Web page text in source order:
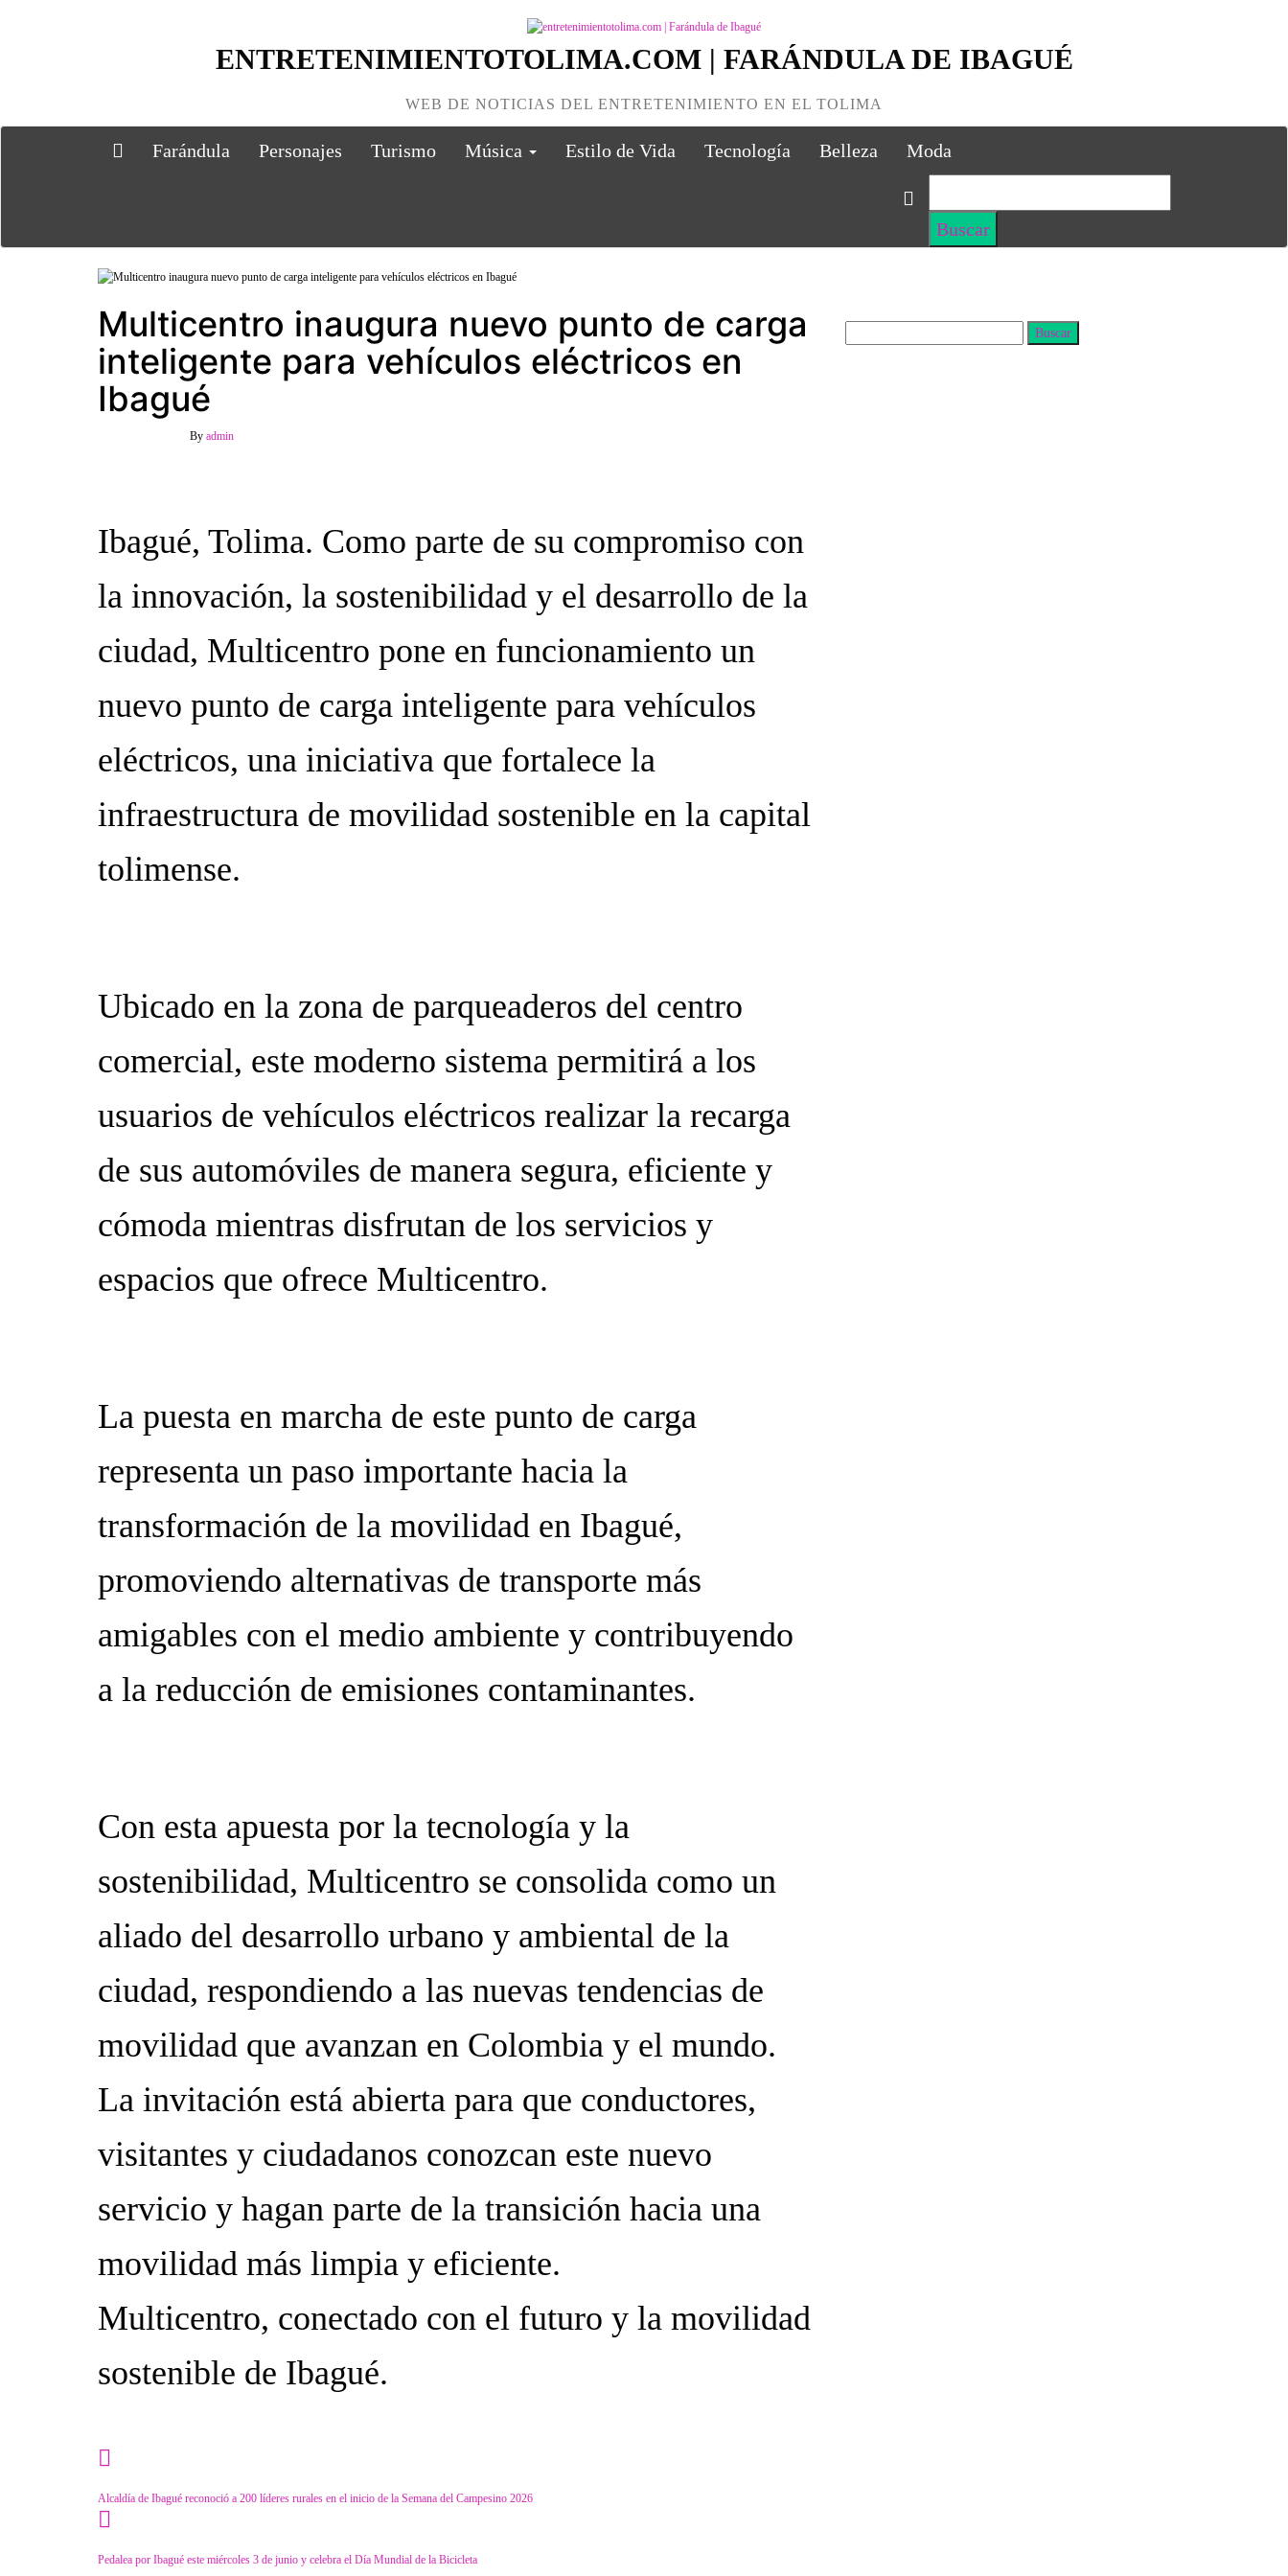
ENTRETENIMIENTOTOLIMA.COM | FARÁNDULA DE IBAGUÉ
WEB DE NOTICIAS DEL ENTRETENIMIENTO EN EL TOLIMA
Farándula Personajes Turismo Música Estilo de Vida Tecnología Belleza Moda
Multicentro inaugura nuevo punto de carga
inteligente para vehículos eléctricos en
Ibagué
By admin
Ibagué, Tolima. Como parte de su compromiso con
la innovación, la sostenibilidad y el desarrollo de la
ciudad, Multicentro pone en funcionamiento un
nuevo punto de carga inteligente para vehículos
eléctricos, una iniciativa que fortalece la
infraestructura de movilidad sostenible en la capital
tolimense.
Ubicado en la zona de parqueaderos del centro
comercial, este moderno sistema permitirá a los
usuarios de vehículos eléctricos realizar la recarga
de sus automóviles de manera segura, eficiente y
cómoda mientras disfrutan de los servicios y
espacios que ofrece Multicentro.
La puesta en marcha de este punto de carga
representa un paso importante hacia la
transformación de la movilidad en Ibagué,
promoviendo alternativas de transporte más
amigables con el medio ambiente y contribuyendo
a la reducción de emisiones contaminantes.
Con esta apuesta por la tecnología y la
sostenibilidad, Multicentro se consolida como un
aliado del desarrollo urbano y ambiental de la
ciudad, respondiendo a las nuevas tendencias de
movilidad que avanzan en Colombia y el mundo.
La invitación está abierta para que conductores,
visitantes y ciudadanos conozcan este nuevo
servicio y hagan parte de la transición hacia una
movilidad más limpia y eficiente.
Multicentro, conectado con el futuro y la movilidad
sostenible de Ibagué.
Alcaldía de Ibagué reconoció a 200 líderes rurales en el inicio de la Semana del Campesino 2026
Pedalea por Ibagué este miércoles 3 de junio y celebra el Día Mundial de la Bicicleta